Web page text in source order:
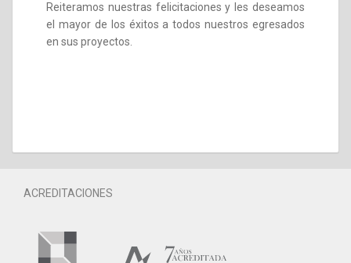
Reiteramos nuestras felicitaciones y les deseamos
el mayor de los éxitos a todos nuestros egresados
en sus proyectos.
ACREDITACIONES